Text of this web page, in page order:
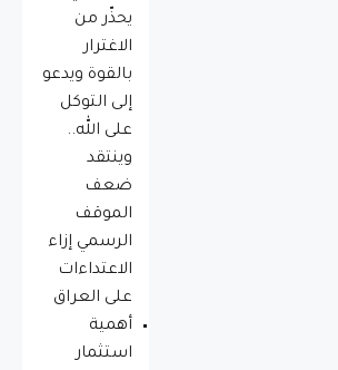
يحذّر من
الاغترار
بالقوة ويدعو
إلى التوكل
على الله..
وينتقد
ضعف
الموقف
الرسمي إزاء
الاعتداءات
على العراق
أهمية
استثمار